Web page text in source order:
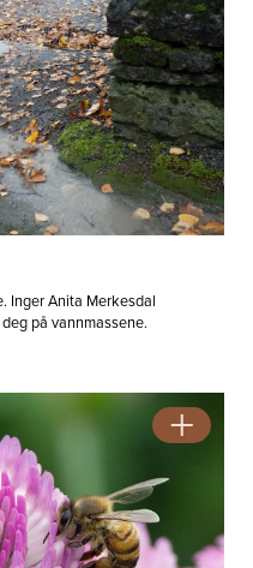
Inger Anita Merkesdal
på vannmassene.